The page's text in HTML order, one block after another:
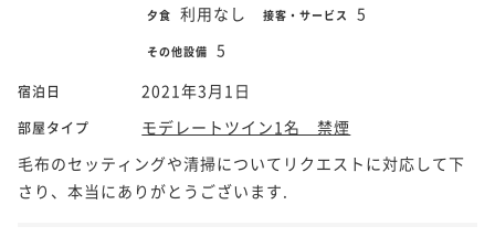
夕食 利用なし 接客・サービス 5
その他設備 5
宿泊日 2021年3月1日
部屋タイプ
モデレートツイン1名 禁煙
毛布のセッティングや清掃についてリクエストに対応して下
さり、本当にありがとうございます.